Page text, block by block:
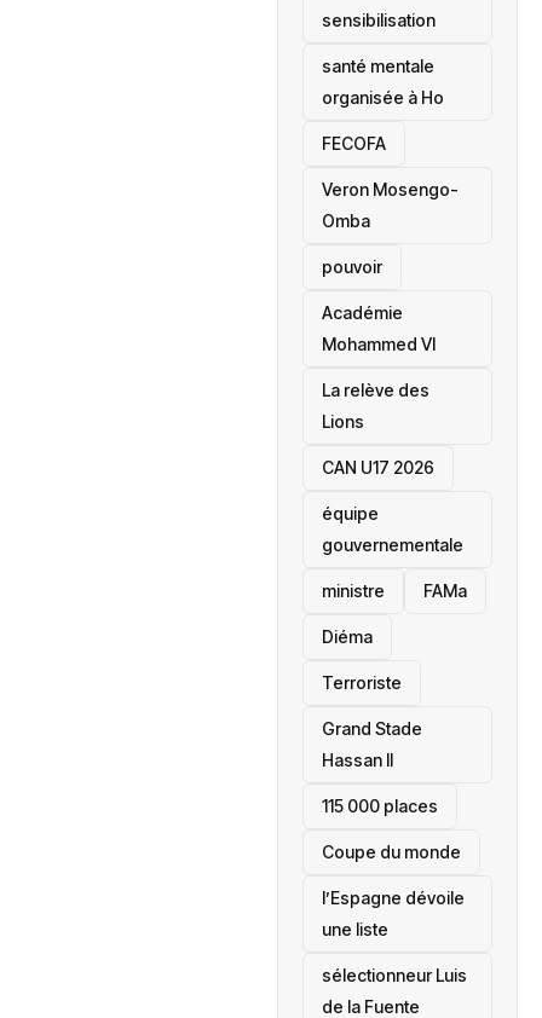
sensibilisation
santé mentale
organisée à Ho
‎FECOFA
Veron Mosengo-
Omba
pouvoir
Académie
Mohammed VI
La relève des
Lions
CAN U17 2026
équipe
gouvernementale
ministre FAMa
Diéma
Terroriste
Grand Stade
Hassan II
115 000 places
‎Coupe du monde
l’Espagne dévoile
une liste
sélectionneur Luis
de la Fuente